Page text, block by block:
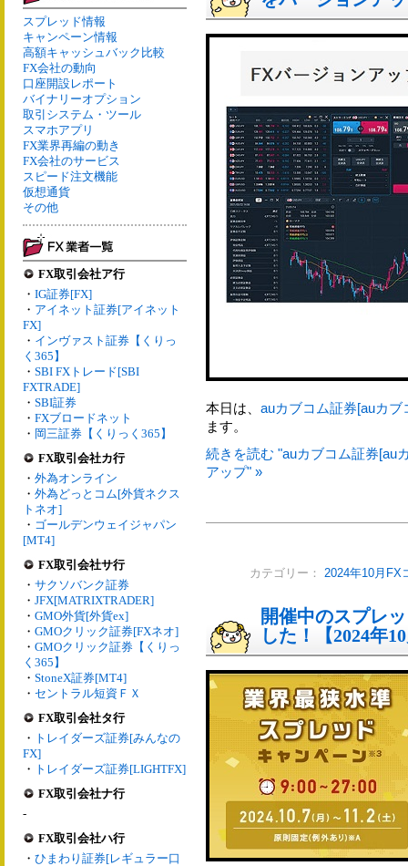
スプレッド情報
キャンペーン情報
高額キャッシュバック比較
FX会社の動向
口座開設レポート
バイナリーオプション
取引システム・ツール
スマホアプリ
FX業界再編の動き
FX会社のサービス
スピード注文機能
仮想通貨
その他
FX取引会社ア行
・ IG証券[FX]
・ アイネット証券[アイネット
FX]
・ インヴァスト証券【くりっ
く365】
・ SBI FXトレード[SBI
FXTRADE]
・ SBI証券
・ FXブロードネット
・ 岡三証券【くりっく365】
FX取引会社カ行
・ 外為オンライン
・ 外為どっとコム[外貨ネクス
トネオ]
・ ゴールデンウェイジャパン
[MT4]
FX取引会社サ行
・ サクソバンク証券
・ JFX[MATRIXTRADER]
・ GMO外貨[外貨ex]
・ GMOクリック証券[FXネオ]
・ GMOクリック証券【くりっ
く365】
・ StoneX証券[MT4]
・ セントラル短資ＦＸ
FX取引会社タ行
・ トレイダーズ証券[みんなの
FX]
・ トレイダーズ証券[LIGHTFX]
FX取引会社ナ行
-
FX取引会社ハ行
・ ひまわり証券[レギュラー口
本日は、 auカブコム証券[auカブ
ます。
続きを読む "auカブコム証券[au
アップ" »
カテゴリー： 2024年10月FX
開催中のスプレ
した！【2024年